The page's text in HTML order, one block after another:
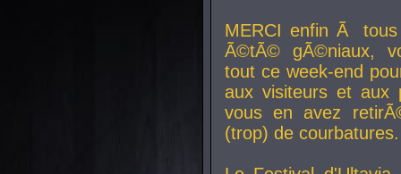
MERCI enfin Ã
Ã©tÃ© gÃ©niaux,
tout ce week-end
aux visiteurs et aux
vous en avez
(trop) de courbatures.